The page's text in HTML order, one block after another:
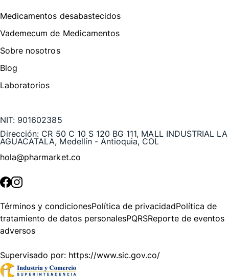
Medicamentos desabastecidos
Vademecum de Medicamentos
Sobre nosotros
Blog
Laboratorios
NIT: 901602385
Dirección: CR 50 C 10 S 120 BG 111, MALL INDUSTRIAL LA
AGUACATALA, Medellín - Antioquia, COL
hola@pharmarket.co
Términos y condicionesPolítica de privacidadPolítica de
tratamiento de datos personalesPQRSReporte de eventos
adversos
Supervisado por: https://www.sic.gov.co/